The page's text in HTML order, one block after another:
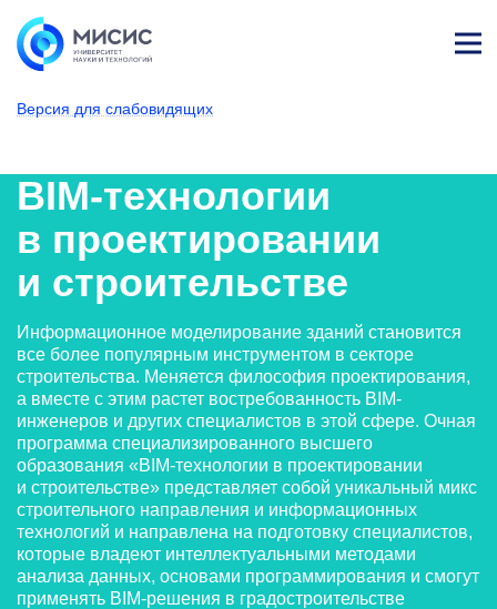
Версия для слабовидящих
т
BIM-технологии
в проектировании
и строительстве
Информационное моделирование зданий становится
все более популярным инструментом в секторе
строительства. Меняется философия проектирования,
а вместе с этим растет востребованность BIM-
инженеров и других специалистов в этой сфере. Очная
программа специализированного высшего
образования «BIM-технологии в проектировании
и строительстве» представляет собой уникальный микс
строительного направления и информационных
технологий и направлена на подготовку специалистов,
которые владеют интеллектуальными методами
анализа данных, основами программирования и смогут
применять BIM-решения в градостроительстве